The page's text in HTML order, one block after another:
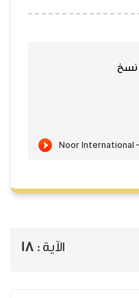
الآية : 18